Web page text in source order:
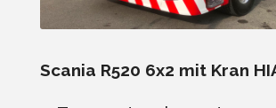
Scania R520 6x2 mit Kran